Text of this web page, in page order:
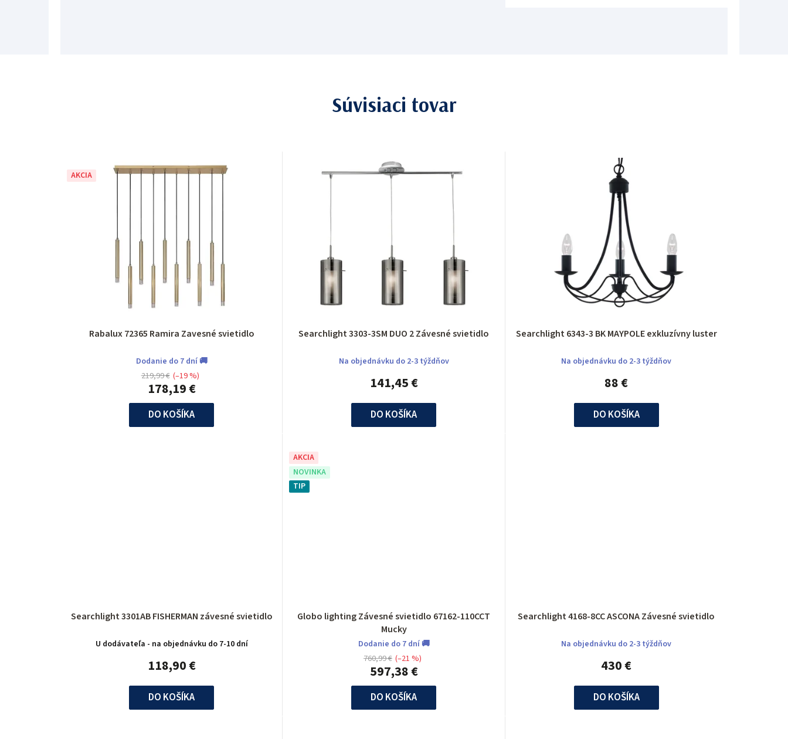
Súvisiaci tovar
AKCIA
Rabalux 72365 Ramira Zavesné svietidlo
Dodanie do 7 dní 🚚
178,19 €
219,99 € (–19 %)
DO KOŠÍKA
Searchlight 3303-3SM DUO 2 Závesné svietidlo
Na objednávku do 2-3 týždňov
141,45 €
DO KOŠÍKA
Searchlight 6343-3 BK MAYPOLE exkluzívny luster
Na objednávku do 2-3 týždňov
88 €
DO KOŠÍKA
Searchlight 3301AB FISHERMAN závesné svietidlo
U dodávateľa - na objednávku do 7-10 dní
118,90 €
DO KOŠÍKA
AKCIA
NOVINKA
TIP
Globo lighting Závesné svietidlo 67162-110CCT
Mucky
Dodanie do 7 dní 🚚
597,38 €
760,99 € (–21 %)
DO KOŠÍKA
Searchlight 4168-8CC ASCONA Závesné svietidlo
Na objednávku do 2-3 týždňov
430 €
DO KOŠÍKA